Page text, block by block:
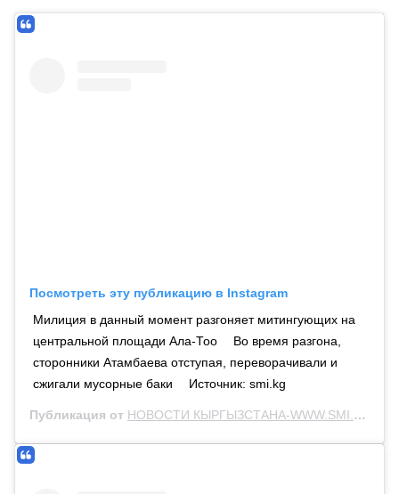
Посмотреть эту публикацию в Instagram
Милиция в данный момент разгоняет митингующих на
центральной площади Ала-Тоо ⠀ Во время разгона,
сторонники Атамбаева отступая, переворачивали и
сжигали мусорные баки ⠀ Источник: smi.kg
Публикация от НОВОСТИ КЫРГЫЗСТАНА-WWW.SMI.KG